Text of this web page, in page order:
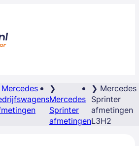
Mercedes
Mercedes
Sprinter
afmetingen
Mercedes
Sprinter
afmetingen
L3H2